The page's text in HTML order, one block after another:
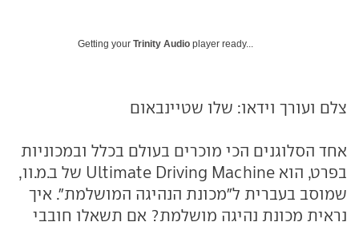
Getting your Trinity Audio player ready...
צלם ועורך וידאו: שלו שטיינבאום
אחד הסלוגנים הכי מוכרים בעולם בכלל ובמכוניות
בפרט, הוא Ultimate Driving Machine של ב.מ.וו,
שמוסב בעברית ל"מכונת הנהיגה המושלמת". איך
נראית מכונת נהיגה מושלמת? אם תשאלו חובבי